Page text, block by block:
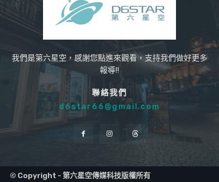
我們是第六星空，感謝您點進來觀看，支持我們做好更多
報導!!
聯絡我們
d6star66@gmail.com
© Copyright - 第六星空傳媒科技版權所有